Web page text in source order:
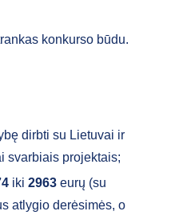
konkurso būdu.
dirbti su Lietuvai ir
svarbiais projektais;
iki 2963 eurų (su
atlygio derėsimės, o